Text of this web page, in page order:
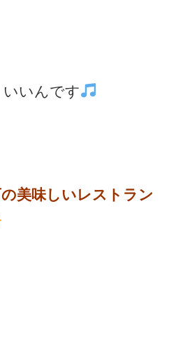
いんです
美味しいレストラン